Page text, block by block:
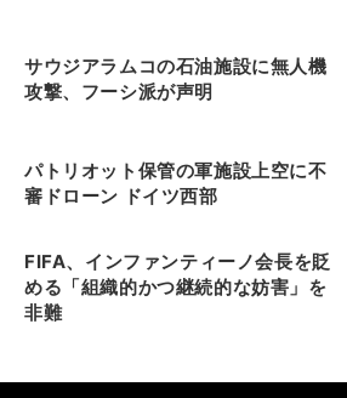
サウジアラムコの石油施設に無人機
攻撃、フーシ派が声明
パトリオット保管の軍施設上空に不
審ドローン ドイツ西部
FIFA、インファンティーノ会長を貶
める「組織的かつ継続的な妨害」を
非難